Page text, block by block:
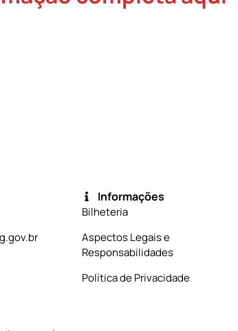
Informações
Bilheteria
Aspectos Legais e
Responsabilidades
Política de Privacidade